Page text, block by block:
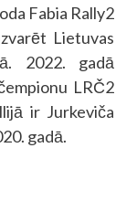
Fabia Rally2
Lietuvas
2022. gadā
LRČ2
ir Jurkeviča
gadā.